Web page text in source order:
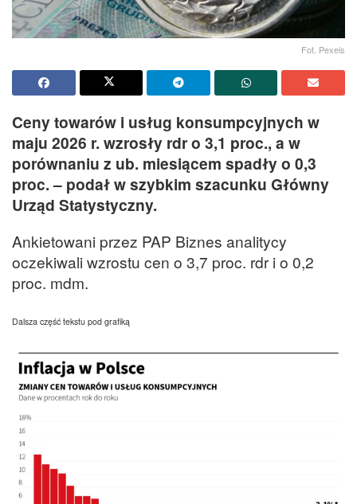
Fot. Pexels
Ceny towarów i usług konsumpcyjnych w
maju 2026 r. wzrosły rdr o 3,1 proc., a w
porównaniu z ub. miesiącem spadły o 0,3
proc. – podał w szybkim szacunku Główny
Urząd Statystyczny.
Ankietowani przez PAP Biznes analitycy
oczekiwali wzrostu cen o 3,7 proc. rdr i o 0,2
proc. mdm.
Dalsza część tekstu pod grafiką